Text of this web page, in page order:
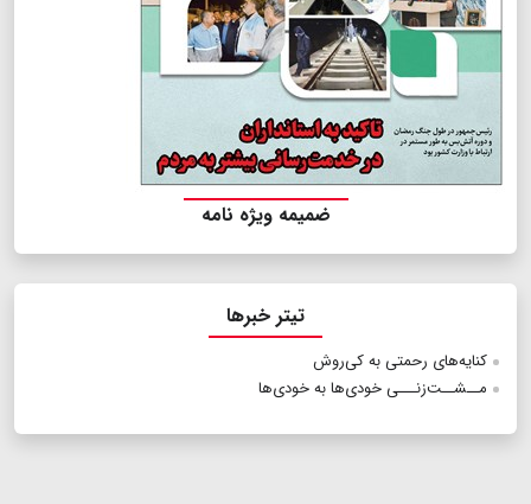
ضمیمه ویژه نامه
تیتر خبرها
کنایه‌های رحمتی به کی‌روش
مــشــت‌زنـــی خودی‌ها به خودی‌ها